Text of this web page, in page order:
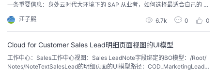
一条重要信息：身处云时代大环境下的 SAP 从业者，如何选择最适合自己的 S
选型：决策树中展示的主要分支解释如下：如果待实现的需求，能够通过非代
码方式来完成，可以尝试工作流(Workflow)...
汪子熙 6.7k 0 0
Cloud for Customer Sales Lead明细页面视图的UI模型
工作中心：Sales工作中心视图：Sales LeadNote字段绑定的BO模型：/Root/
Notes/NoteTextSalesLead的明细页面的UI模型路径：COD_MarketingLead.T